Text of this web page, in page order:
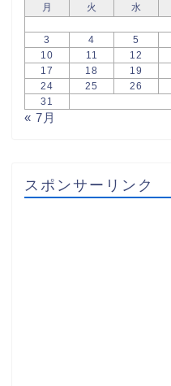
月
火 水
3
4 5
10
11 12
17
18 19
24
25 26
31
« 7月
スポンサーリンク